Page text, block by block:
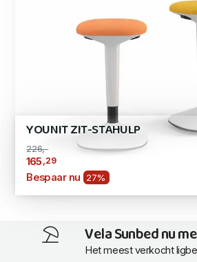
YOUNIT ZIT-STAHULP
226,-
165 ,29
Bespaar nu 27%
Vela Sunbed nu
Het meest verkocht